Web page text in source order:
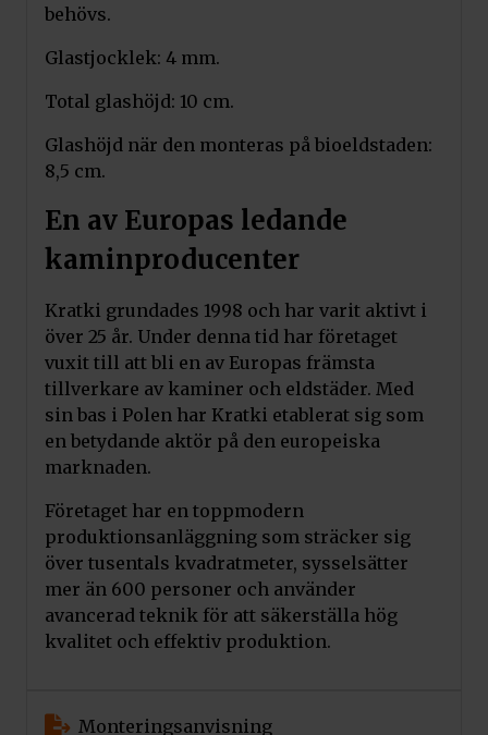
behövs.
Glastjocklek: 4 mm.
Total glashöjd: 10 cm.
Glashöjd när den monteras på bioeldstaden:
8,5 cm.
En av Europas ledande
kaminproducenter
Kratki grundades 1998 och har varit aktivt i
över 25 år. Under denna tid har företaget
vuxit till att bli en av Europas främsta
tillverkare av kaminer och eldstäder. Med
sin bas i Polen har Kratki etablerat sig som
en betydande aktör på den europeiska
marknaden.
Företaget har en toppmodern
produktionsanläggning som sträcker sig
över tusentals kvadratmeter, sysselsätter
mer än 600 personer och använder
avancerad teknik för att säkerställa hög
kvalitet och effektiv produktion.
Monteringsanvisning